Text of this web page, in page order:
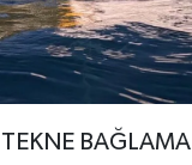
BAĞLAMA